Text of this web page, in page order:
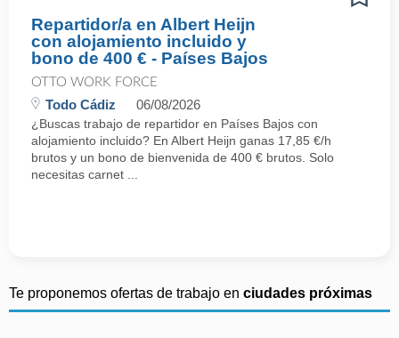
Repartidor/a en Albert Heijn
con alojamiento incluido y
bono de 400 € - Países Bajos
OTTO WORK FORCE
Todo Cádiz 06/08/2026
¿Buscas trabajo de repartidor en Países Bajos con
alojamiento incluido? En Albert Heijn ganas 17,85 €/h
brutos y un bono de bienvenida de 400 € brutos. Solo
necesitas carnet ...
Te proponemos ofertas de trabajo en ciudades próximas